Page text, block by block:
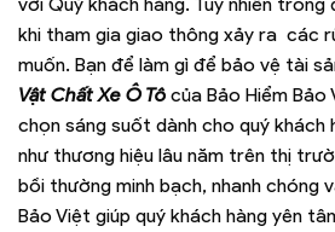
khi tham gia giao thông xảy ra các
muốn. Bạn để làm gì để bảo vệ tài
Vật Chất Xe Ô Tô của Bảo Hiểm
chọn sáng suốt dành cho quý khách
như thương hiệu lâu năm trên thị
bồi thường minh bạch, nhanh chóng
Bảo Việt giúp quý khách hàng yên